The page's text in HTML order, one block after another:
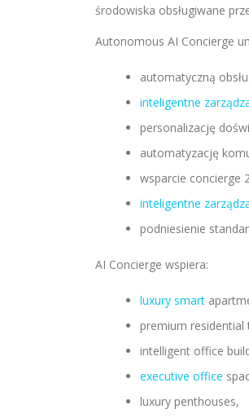
środowiska obsługiwane
Autonomous AI Concierge
automatyczną
inteligentne
personalizację
automatyzację
wsparcie concierge
inteligentne
podniesienie
AI Concierge wspiera:
luxury smart
premium residential
intelligent office
executive office
luxury penthouses,